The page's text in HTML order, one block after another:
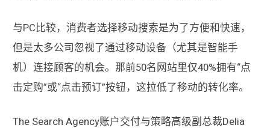
与PC比较，消费者选择移动搜索是为了方便和快速，
但是太多公司忽视了通过移动设备（尤其是智能手
机）连接顾客的机会。那前50名网站里仅40%拥有“点
击定购”或“点击预订”按钮，这拉低了移动的转化率。
The Search Agency账户交付与策略高级副总裁Delia